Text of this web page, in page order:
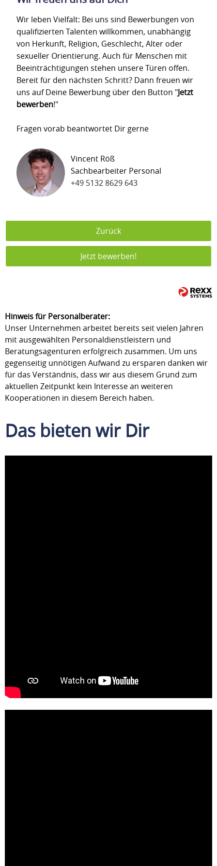
Wir leben Vielfalt: Bei uns sind Bewerbungen von
qualifizierten Talenten willkommen, unabhängig
von Herkunft, Religion, Geschlecht, Alter oder
sexueller Orientierung. Auch für Menschen mit
Beeinträchtigungen stehen unsere Türen offen.
Bereit für den nächsten Schritt? Dann freuen wir
uns auf Deine Bewerbung über den Button "Jetzt
bewerben!"
Fragen vorab beantwortet Dir gerne
Vincent Röß
Sachbearbeiter Personal
+49 5132 8629 643
Zurück
Jetzt bewerben!
Hinweis für Personalberater:
Unser Unternehmen arbeitet bereits seit vielen Jahren
mit ausgewählten Personaldienstleistern und
Beratungsagenturen erfolgreich zusammen. Um uns
gegenseitig unnötigen Aufwand zu ersparen danken wir
für das Verständnis, dass wir aus diesem Grund zum
aktuellen Zeitpunkt kein Interesse an weiteren
Kooperationen in diesem Bereich haben.
Das bieten wir Dir